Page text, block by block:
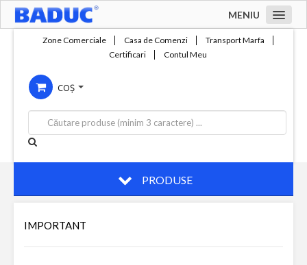
MENIU
Compania
Servicii
Productie
Contact
Zone Comerciale Casa de Comenzi
Transport Marfa
Certificari
Contul Meu
COȘ
PRODUSE
IMPORTANT